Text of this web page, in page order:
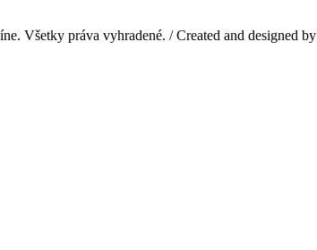
Všetky práva vyhradené. / Created and designed by